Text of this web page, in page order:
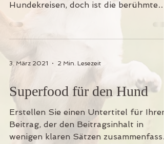
Hundekreisen, doch ist die berühmte
3. März 2021 2 Min. Lesezeit
Superfood für den Hund
Erstellen Sie einen Untertitel für Ihren
Beitrag, der den Beitragsinhalt in
wenigen klaren Sätzen zusammenfasst